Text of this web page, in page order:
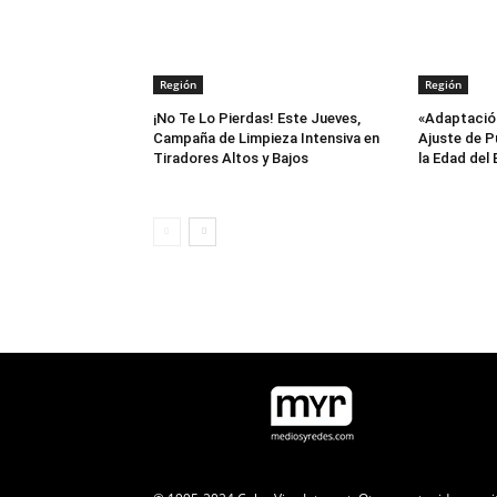
Región
¡No Te Lo Pierdas! Este Jueves,
Campaña de Limpieza Intensiva en
Tiradores Altos y Bajos
Región
Ajuste de
la Edad del